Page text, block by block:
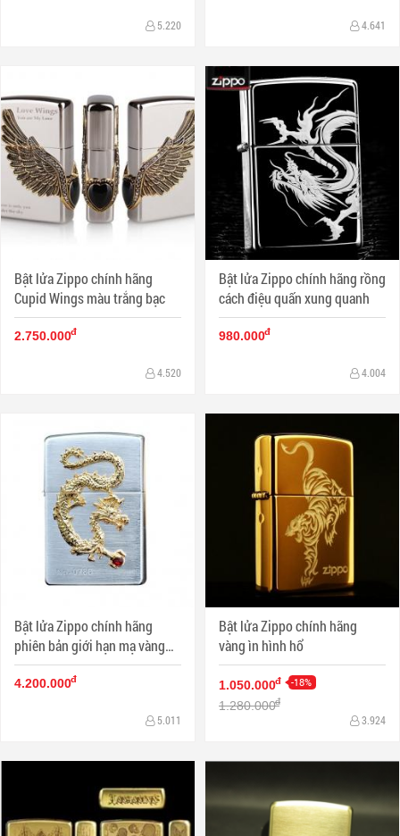
5.220 4.641
Bật lửa Zippo chính hãng
Cupid Wings màu trắng bạc
2.750.000đ
4.520
Bật lửa Zippo chính hãng rồng
cách điệu quấn xung quanh
980.000đ
4.004
Bật lửa Zippo chính hãng
phiên bản giới hạn mạ vàng
Dragon giữ ngọc
4.200.000đ
5.011
Bật lửa Zippo chính hãng
vàng ìn hình hổ
1.050.000đ -18%
1.280.000đ
3.924